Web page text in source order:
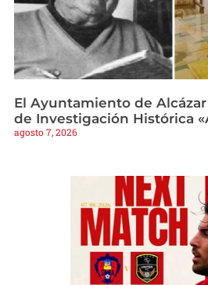
El Ayuntamiento de
de Investigación Histórica
agosto 7, 2026